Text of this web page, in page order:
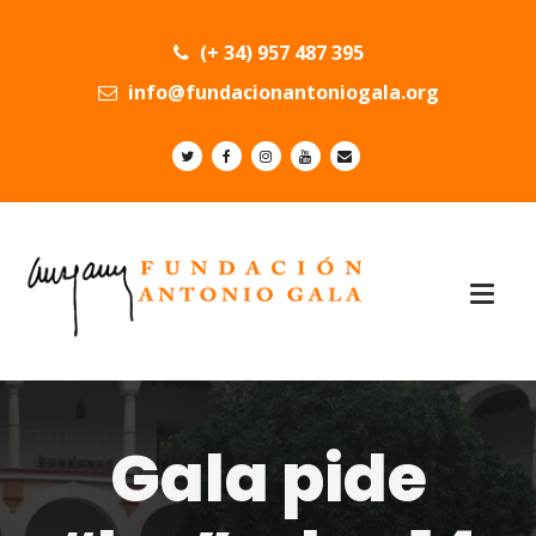
(+ 34) 957 487 395
info@fundacionantoniogala.org
Gala pide